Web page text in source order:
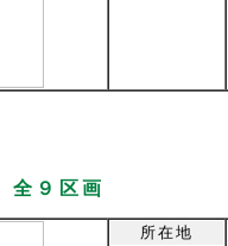
９区画
所在地